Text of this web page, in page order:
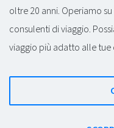
oltre 20 anni. Operiamo
consulenti di viaggio.
viaggio più adatto alle tue